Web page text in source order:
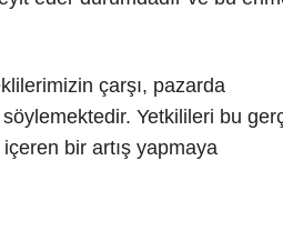
çarşı, pazarda
söylemektedir. Yetkilileri bu
bir artış yapmaya